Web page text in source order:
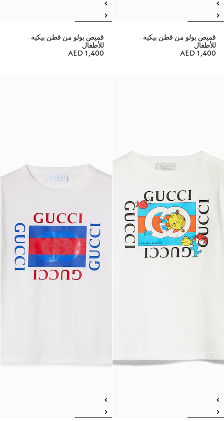
قميص بولو من قطن بيكيه
للأطفال
AED 1,400
قميص بولو من قطن بيكيه
للأطفال
AED 1,400